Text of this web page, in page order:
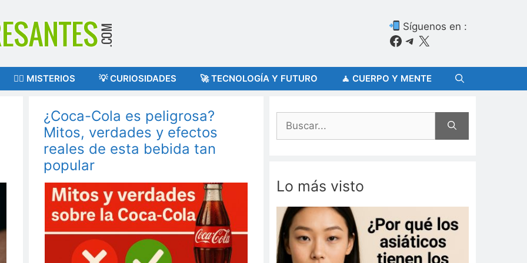
Síguenos en :
Facebook
Telegram
X
🕵️‍♂️ MISTERIOS 💡 CURIOSIDADES 🚀 TECNOLOGÍA Y FUTURO 🧘 CUERPO Y MENTE
¿Coca-Cola es peligrosa?
Mitos, verdades y efectos
reales de esta bebida tan
popular
Buscar:
Lo más visto